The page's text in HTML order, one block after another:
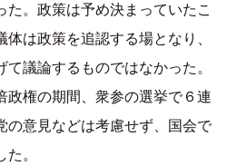
た。政策は予め決まっていたこ
体は政策を追認する場となり、
議論するものではなかった。
政権の期間、衆参の選挙で６連
の意見などは考慮せず、国会で
。